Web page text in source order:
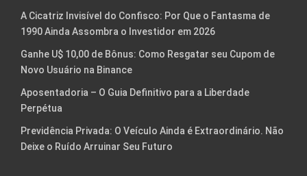
A Cicatriz Invisível do Confisco: Por Que o Fantasma de
1990 Ainda Assombra o Investidor em 2026
Ganhe U$ 10,00 de Bônus: Como Resgatar seu Cupom de
Novo Usuário na Binance
Aposentadoria – O Guia Definitivo para a Liberdade
Perpétua
Previdência Privada: O Veículo Ainda é Extraordinário. Não
Deixe o Ruído Arruinar Seu Futuro